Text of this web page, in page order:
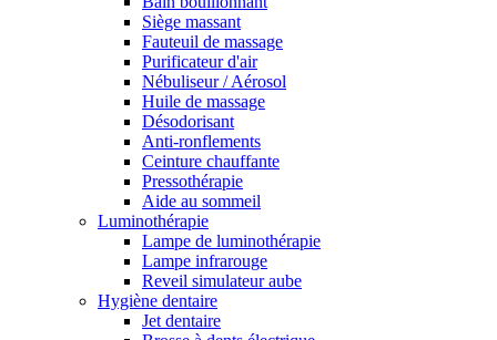
Siège massant
Fauteuil de massage
Purificateur d'air
Nébuliseur / Aérosol
Huile de massage
Désodorisant
Anti-ronflements
Ceinture chauffante
Pressothérapie
Aide au sommeil
Luminothérapie
Lampe de luminothérapie
Lampe infrarouge
Reveil simulateur aube
Hygiène dentaire
Jet dentaire